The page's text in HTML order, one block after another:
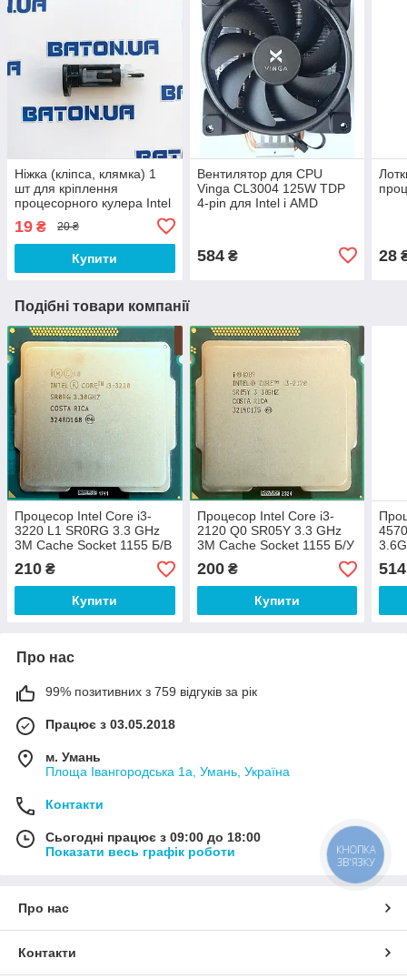
Ніжка (кліпса, клямка) 1
шт для кріплення
процесорного кулера Intel
775/1150/1151/1155/1156/1366
19 ₴ 20 ₴
Купити
Вентилятор для CPU
Vinga CL3004 125W TDP
4-pin для Intel і AMD
584₴ 28
Подібні товари компанії
Процесор Intel Core i3-
3220 L1 SR0RG 3.3 GHz
3M Cache Socket 1155 Б/В
210 ₴
Купити
Процесор Intel Core i3-
2120 Q0 SR05Y 3.3 GHz
3M Cache Socket 1155 Б/У
200₴
Купити
514
Про нас
99% позитивних з 759 відгуків за рік
Працює з 03.05.2018
м. Умань
Площа Івангородська 1а, Умань, Україна
Контакти
Сьогодні працює з 09:00 до 18:00
Показати весь графік роботи
Про нас
Контакти
КНОПКА
ЗВ'ЯЗКУ